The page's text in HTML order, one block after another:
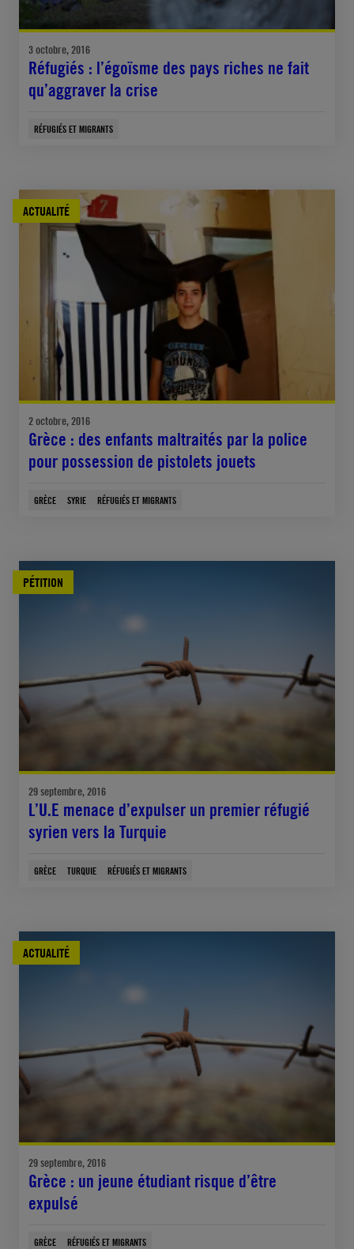
3 octobre, 2016
Réfugiés : l’égoïsme des pays riches ne fait
qu’aggraver la crise
RÉFUGIÉS ET MIGRANTS
ACTUALITÉ
2 octobre, 2016
Grèce : des enfants maltraités par la police
pour possession de pistolets jouets
GRÈCE SYRIE RÉFUGIÉS ET MIGRANTS
PÉTITION
29 septembre, 2016
L’U.E menace d’expulser un premier réfugié
syrien vers la Turquie
GRÈCE TURQUIE RÉFUGIÉS ET MIGRANTS
ACTUALITÉ
29 septembre, 2016
Grèce : un jeune étudiant risque d’être
expulsé
GRÈCE RÉFUGIÉS ET MIGRANTS